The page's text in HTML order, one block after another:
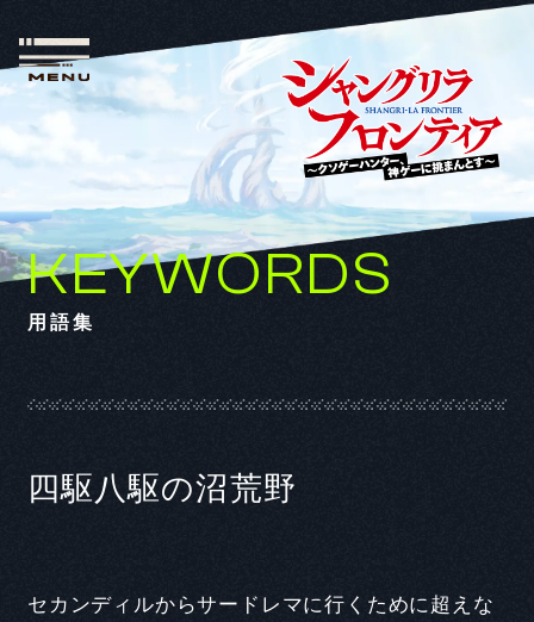
KEYWORDS
用語集
四駆八駆の沼荒野
セカンディルからサードレマに行くために超えな